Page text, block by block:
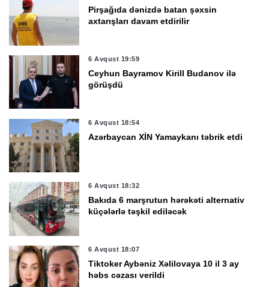
Pirşağıda dənizdə batan şəxsin
axtarışları davam etdirilir
6 Avqust 19:59
Ceyhun Bayramov Kirill Budanov ilə
görüşdü
6 Avqust 18:54
Azərbaycan XİN Yamaykanı təbrik etdi
6 Avqust 18:32
Bakıda 6 marşrutun hərəkəti alternativ
küçələrlə təşkil ediləcək
6 Avqust 18:07
Tiktoker Aybəniz Xəlilovaya 10 il 3 ay
həbs cəzası verildi